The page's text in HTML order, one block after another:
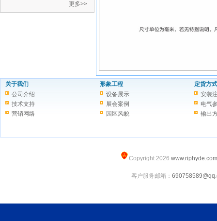
更多>>
关于我们
公司介绍
技术支持
营销网络
形象工程
设备展示
展会案例
园区风貌
定货方式
安装
电气
输出
Copyright 2026 www.riphyde.com
客户服务邮箱：